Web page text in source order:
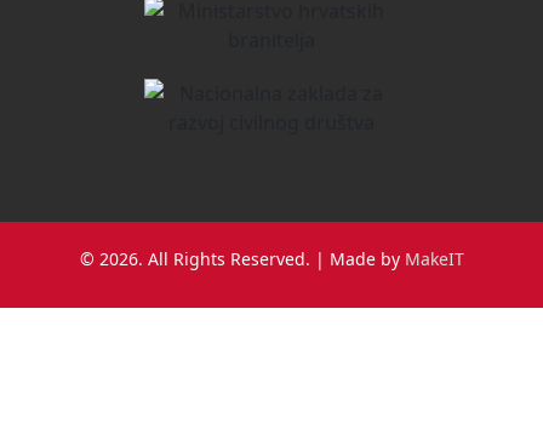
© 2026. All Rights Reserved. | Made by MakeIT